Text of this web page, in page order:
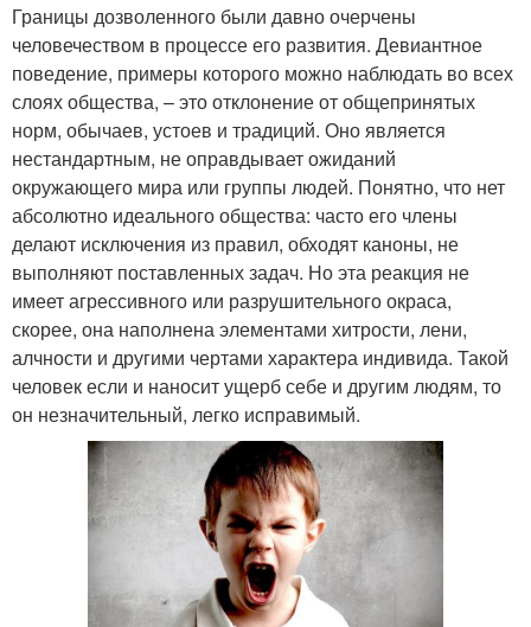
Границы дозволенного были давно очерчены
человечеством в процессе его развития. Девиантное
поведение, примеры которого можно наблюдать во всех
слоях общества, – это отклонение от общепринятых
норм, обычаев, устоев и традиций. Оно является
нестандартным, не оправдывает ожиданий
окружающего мира или группы людей. Понятно, что нет
абсолютно идеального общества: часто его члены
делают исключения из правил, обходят каноны, не
выполняют поставленных задач. Но эта реакция не
имеет агрессивного или разрушительного окраса,
скорее, она наполнена элементами хитрости, лени,
алчности и другими чертами характера индивида. Такой
человек если и наносит ущерб себе и другим людям, то
он незначительный, легко исправимый.